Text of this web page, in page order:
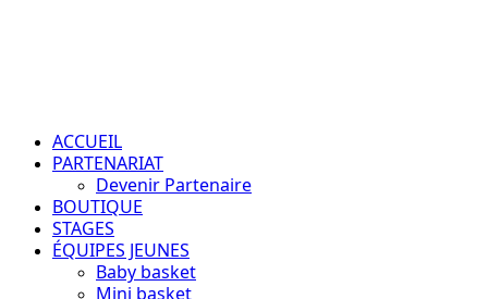
ACCUEIL
PARTENARIAT
Devenir Partenaire
BOUTIQUE
STAGES
ÉQUIPES JEUNES
Baby basket
Mini basket